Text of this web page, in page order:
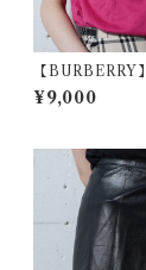
【BURBERRY
ボックスロゴプ
トスリーブTシ
¥9,000